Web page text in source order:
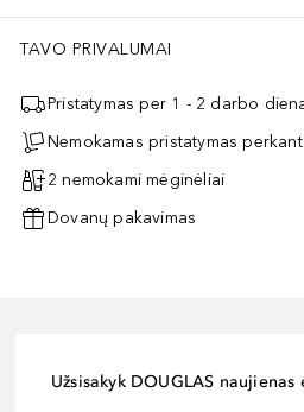
TAVO PRIVALUMAI
Pristatymas per 1 - 2 darbo
Nemokamas pristatymas
2 nemokami mėginėliai
Dovanų pakavimas
Užsisakyk DOUGLAS naujienas